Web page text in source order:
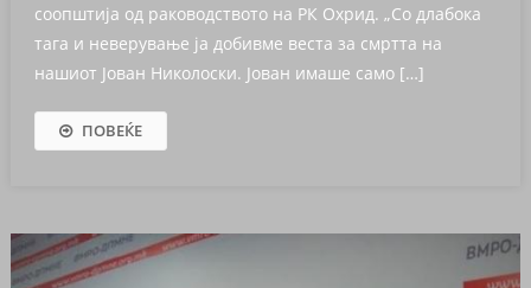
соопштија од раководството на РК Охрид. „Со длабока
тага и неверување ја добивме веста за смртта на
нашиот Јован Николоски. Јован имаше само […]
ПОВЕЌЕ